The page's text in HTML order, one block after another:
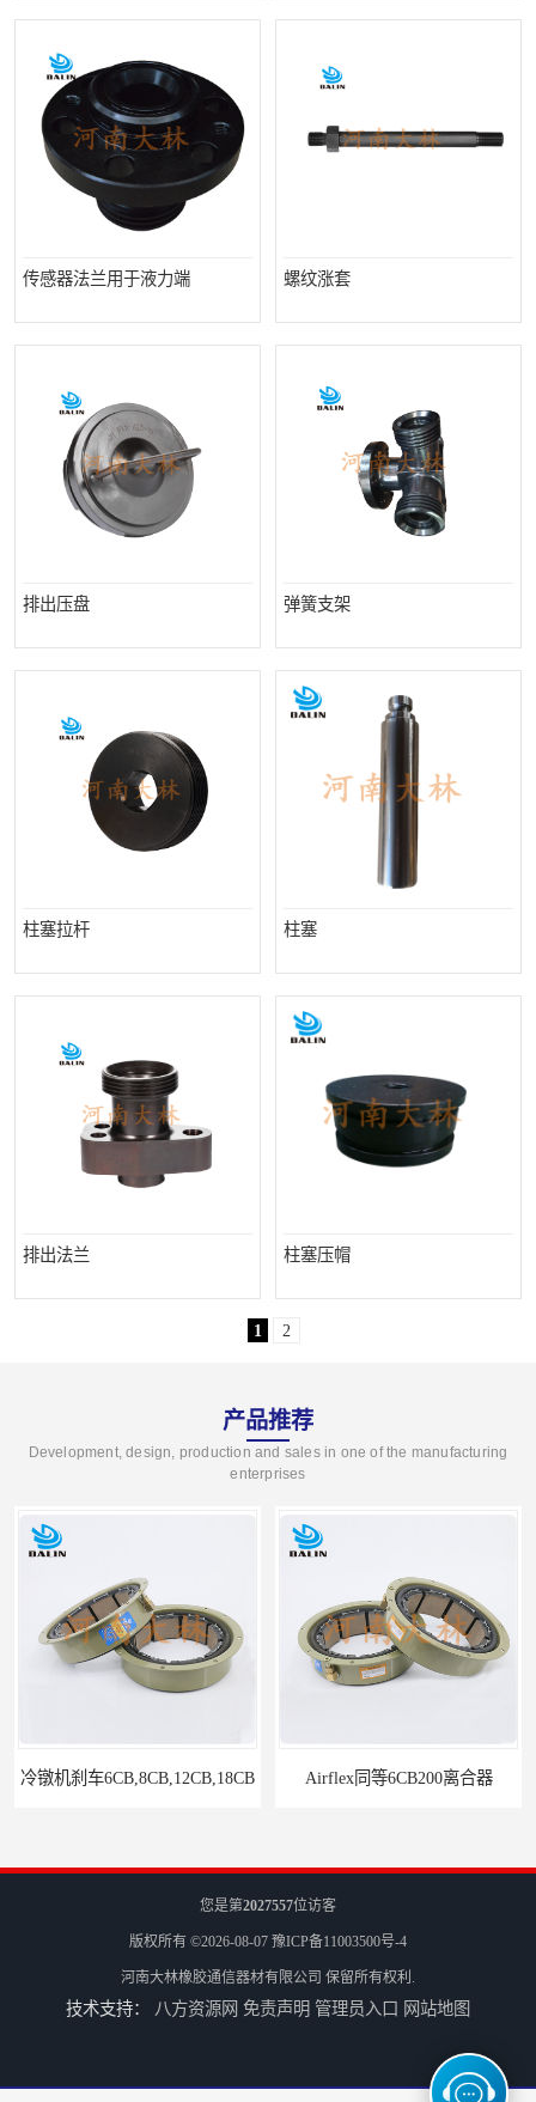
传感器法兰用于液力端 螺纹涨套
排出压盘 弹簧支架
柱塞拉杆 柱塞
排出法兰 柱塞压帽
1 2
产品推荐
Development, design, production and sales in one of the manufacturing
enterprises
冷镦机刹车6CB,8CB,12CB,18CB Airflex同等6CB200离合器
气胎鼓式小型4CB200离合器刹车
您是第2027557位访客
版权所有 ©2026-08-07 豫ICP备11003500号-4
河南大林橡胶通信器材有限公司 保留所有权利.
技术支持： 八方资源网 免责声明 管理员入口 网站地图